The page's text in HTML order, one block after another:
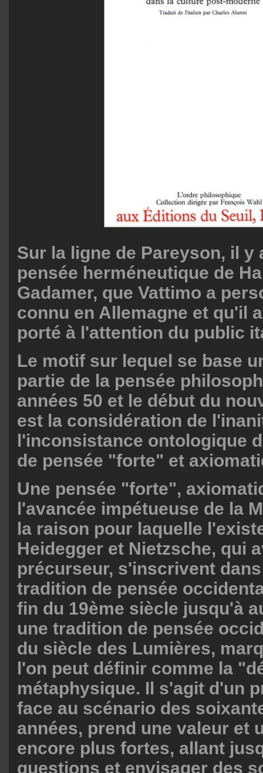
Sur la ligne de Pareyson, il y
pensée herméneutique de
Gadamer, que Vattimo a
connu en Allemagne et qu'il
porté à l'attention du public
Le motif sur lequel se base
partie de la pensée
années 50 et le début du
est la considération de
l'inconsistance ontologique
de pensée "forte" et
Une pensée "forte",
l'avancée impétueuse de la
la raison pour laquelle
Heidegger et Nietzsche, qui
précurseur, s'inscrivent
tradition de pensée
fin du 19ème siècle jusqu'à
une tradition de pensée
du siècle des Lumières,
l'on peut définir comme la
métaphysique. Il s'agit d'un
face au scénario des
années, prend une valeur et
encore plus fortes, allant
questions et envisager des